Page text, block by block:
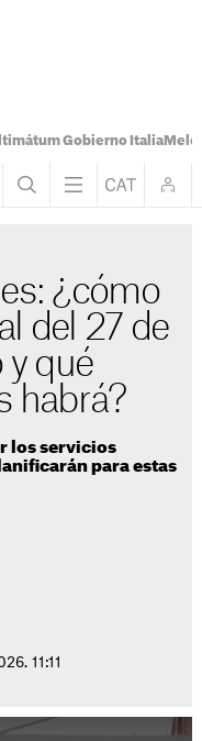
Gobierno Italia
¿cómo
del 27 de
y qué
habrá?
los servicios
para estas
11:11